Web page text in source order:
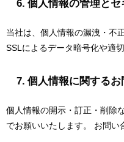
6. 個人情報の管理とセ
当社は、個人情報の漏洩・不
SSLによるデータ暗号化や適
7. 個人情報に関するお
個人情報の開示・訂正・削除
でお願いいたします。 お問い